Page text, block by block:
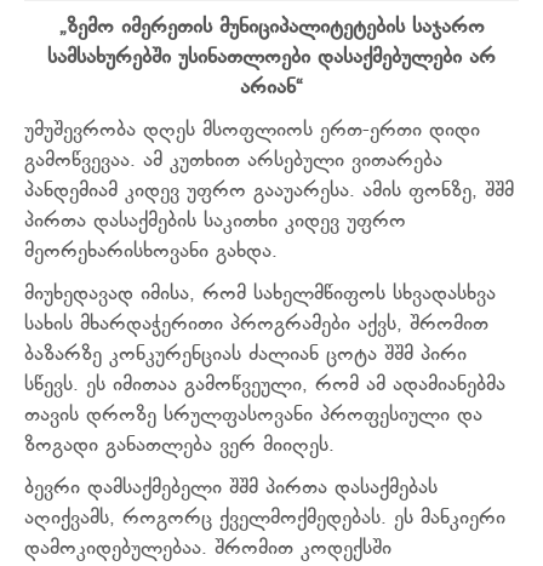
„ზემო იმერეთის მუნიციპალიტეტების საჯარო
სამსახურებში უსინათლოები დასაქმებულები არ
არიან“
უმუშევრობა დღეს მსოფლიოს ერთ-ერთი დიდი
გამოწვევაა. ამ კუთხით არსებული ვითარება
პანდემიამ კიდევ უფრო გააუარესა. ამის ფონზე, შშმ
პირთა დასაქმების საკითხი კიდევ უფრო
მეორეხარისხოვანი გახდა.
მიუხედავად იმისა, რომ სახელმწიფოს სხვადასხვა
სახის მხარდაჭერითი პროგრამები აქვს, შრომით
ბაზარზე კონკურენციას ძალიან ცოტა შშმ პირი
სწევს. ეს იმითაა გამოწვეული, რომ ამ ადამიანებმა
თავის დროზე სრულფასოვანი პროფესიული და
ზოგადი განათლება ვერ მიიღეს.
ბევრი დამსაქმებელი შშმ პირთა დასაქმებას
აღიქვამს, როგორც ქველმოქმედებას. ეს მანკიერი
დამოკიდებულებაა. შრომით კოდექსში